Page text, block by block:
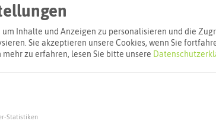
um Inhalte und Anzeigen zu personalisieren und die
Sie akzeptieren unsere Cookies, wenn Sie
mehr zu erfahren, lesen Sie bitte unsere
Statistiken